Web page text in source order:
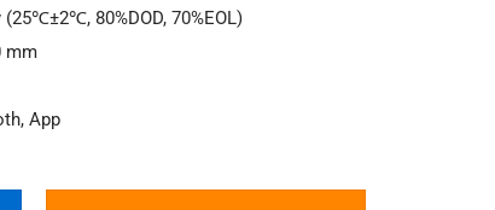
80%DOD, 70%EOL)
mm
App